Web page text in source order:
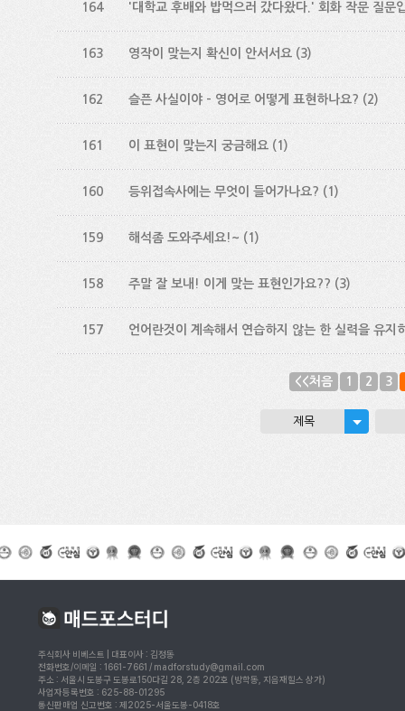
164 '대학교 후배와 밥먹으러 갔다왔다.' 회화 작문 질문
163 영작이 맞는지 확신이 안서서요 (3)
162 슬픈 사실이야 - 영어로 어떻게 표현하나요? (2)
161 이 표현이 맞는지 궁금해요 (1)
160 등위접속사에는 무엇이 들어가나요? (1)
159 해석좀 도와주세요!~ (1)
158 주말 잘 보내! 이게 맞는 표현인가요?? (3)
157 언어란것이 계속해서 연습하지 않는 한 실력을 유지
<<처음 1 2 3
제목
주식회사 비베스트 | 대표이사 : 김정동
전화번호/이메일 : 1661-7661 / madforstudy@gmail.com
주소 : 서울시 도봉구 도봉로150다길 28, 2층 202호 (방학동, 지음재힐스 상가)
사업자등록번호 : 625-88-01295
통신판매업 신고번호 : 제2025-서울도봉-0418호